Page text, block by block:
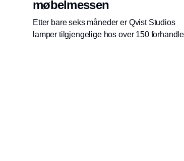
møbelmessen
Etter bare seks måneder er Qvist Studios
lamper tilgjengelige hos over 150